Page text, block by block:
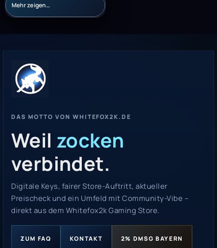
Mehr zeigen…
DAS MOTTO VON WHITEFOX2K.DE
Weil zocken
verbindet.
Digitale Keys, fairer Store-Auftritt, aktueller
Preischeck und ein Umfeld mit Community-Vibe –
direkt aus dem Whitefox2k Gaming Store.
ZUM FAQ KONTAKT 2% DMSG BAYERN